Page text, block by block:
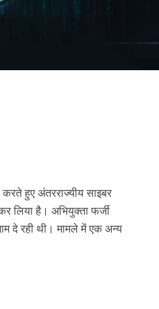
हुए अंतरराज्यीय साइबर
लिया है। अभियुक्ता फर्जी
दे रही थी। मामले में एक अन्य